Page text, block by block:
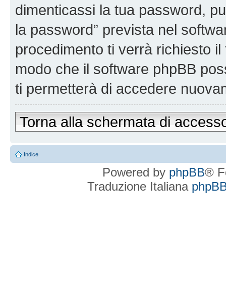
dimenticassi la tua password,
la password” prevista nel
procedimento ti verrà richiesto
modo che il software phpBB
ti permetterà di accedere
Torna alla schermata di
Indice
Powered by phpBB®
Traduzione Italiana